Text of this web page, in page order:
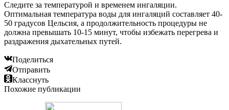
Следите за температурой и временем ингаляции.
Оптимальная температура воды для ингаляций составляет 40-
50 градусов Цельсия, а продолжительность процедуры не
должна превышать 10-15 минут, чтобы избежать перегрева и
раздражения дыхательных путей.
Поделиться
Отправить
Класснуть
Похожие публикации